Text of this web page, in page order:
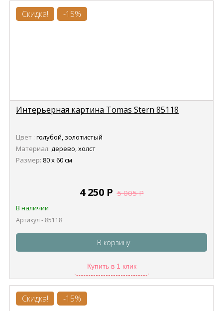
Скидка! -15%
Интерьерная картина Tomas Stern 85118
Цвет : голубой, золотистый
Материал: дерево, холст
Размер: 80 х 60 см
4 250 Р 5 005Р
В наличии
Артикул - 85118
В корзину
Купить в 1 клик
Скидка! -15%